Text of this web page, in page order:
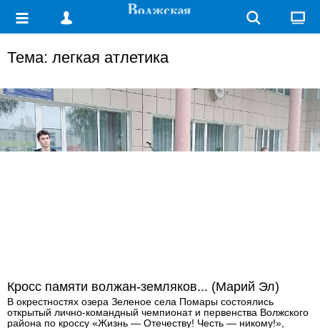
Тема: легкая атлетика
Кросс памяти волжан-земляков... (Марий Эл)
В окрестностях озера Зеленое села Помары состоялись
открытый лично-командный чемпионат и первенства Волжского
района по кроссу «Жизнь — Отечеству! Честь — никому!»,